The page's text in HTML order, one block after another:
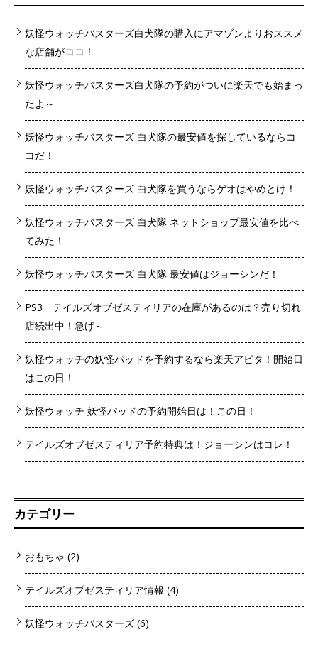
妖怪ウォッチバスターズ白犬隊の購入にアマゾンよりおススメ
な店舗がココ！
妖怪ウォッチバスターズ白犬隊の予約がついに楽天でも始まっ
たよ～
妖怪ウォッチバスターズ 白犬隊の最安値を探しているならコ
コだ！
妖怪ウォッチバスターズ 白犬隊を買うならゲオはやめとけ！
妖怪ウォッチバスターズ 白犬隊 ネットショップ最安値を比べ
てみた！
妖怪ウォッチバスターズ 白犬隊 最安値はジョーシンだ！
PS3 テイルズオブゼスティリアの在庫があるのは？売り切れ
店続出中！急げ～
妖怪ウォッチの妖怪パッドを予約するなら楽天アピタ！開始日
はこの日！
妖怪ウォッチ 妖怪パッドの予約開始日は！この日！
テイルズオブゼスティリア予約特典は！ジョーシンはコレ！
カテゴリー
おもちゃ (2)
テイルズオブゼスティリア情報 (4)
妖怪ウォッチバスターズ (6)